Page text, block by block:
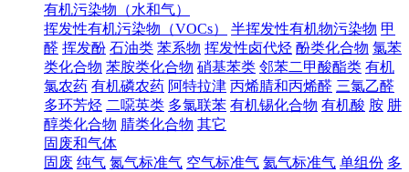
有机污染物（水和气）
挥发性有机污染物（VOCs）
半挥发性有机物污染物 甲
醛 挥发酚 石油类 苯系物 挥发性卤代烃 酚类化合物 氯苯
类化合物 苯胺类化合物 硝基苯类 邻苯二甲酸酯类 有机
氯农药 有机磷农药 阿特拉津 丙烯腈和丙烯醛 三氯乙醛
多环芳烃 二噁英类 多氯联苯 有机锡化合物 有机酸 胺 肼
醇类化合物 腈类化合物 其它
固废和气体
固废 纯气 氮气标准气 空气标准气 氦气标准气 单组份 多